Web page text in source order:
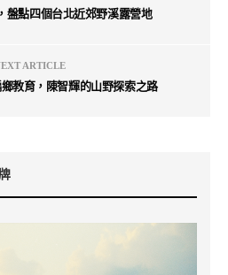
盤點四個台北近郊野溪露營地
ARTICLE
教育，陳智輝的山野探索之路